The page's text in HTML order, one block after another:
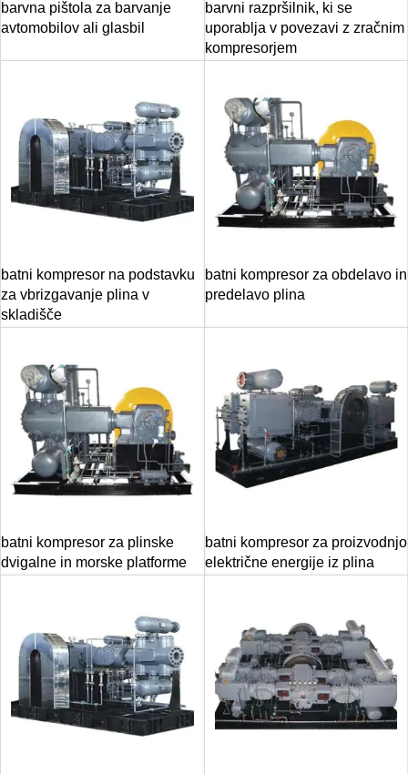
barvna pištola za barvanje
avtomobilov ali glasbil
barvni razpršilnik, ki se
uporablja v povezavi z zračnim
kompresorjem
batni kompresor na podstavku
za vbrizgavanje plina v
skladišče
batni kompresor za obdelavo in
predelavo plina
batni kompresor za plinske
dvigalne in morske platforme
batni kompresor za proizvodnjo
električne energije iz plina